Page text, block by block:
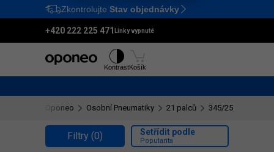
Ctrl M
Zkontrolujte Stav objednávky
+420 222 225 471 Linky vypnuté
KontrastKošík
Oponeo Osobní Pneumatiky 21 palců 345/25 R21
Filtry (0) Setřídit podle
Popularita